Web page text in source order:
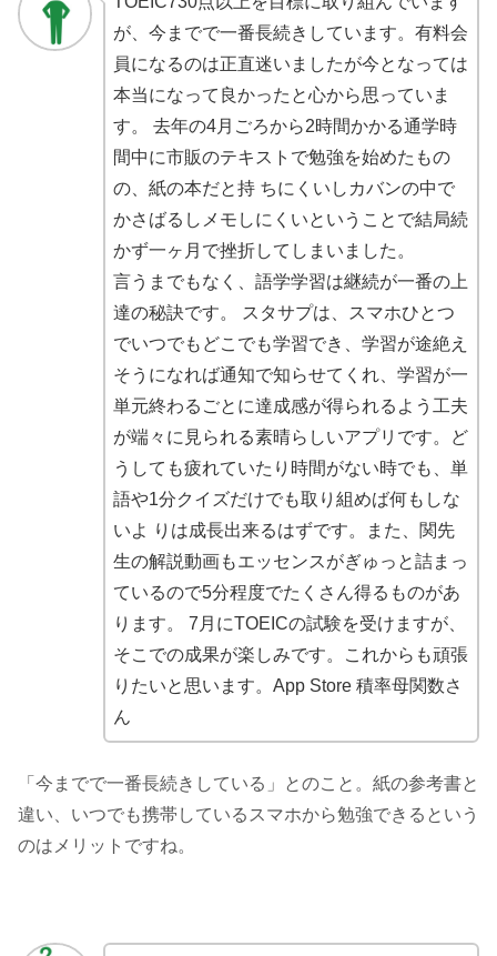
が、今までで一番長続きしています。有料会
員になるのは正直迷いましたが今となっては
本当になって良かったと心から思っていま
す。 去年の4月ごろから2時間かかる通学時
間中に市販のテキストで勉強を始めたもの
の、紙の本だと持 ちにくいしカバンの中で
かさばるしメモしにくいということで結局続
かず一ヶ月で挫折してしまいました。
言うまでもなく、語学学習は継続が一番の上
達の秘訣です。 スタサプは、スマホひとつ
でいつでもどこでも学習でき、学習が途絶え
そうになれば通知で知らせてくれ、学習が一
単元終わるごとに達成感が得られるよう工夫
が端々に見られる素晴らしいアプリです。ど
うしても疲れていたり時間がない時でも、単
語や1分クイズだけでも取り組めば何もしな
いよ りは成長出来るはずです。また、関先
生の解説動画もエッセンスがぎゅっと詰まっ
ているので5分程度でたくさん得るものがあ
ります。 7月にTOEICの試験を受けますが、
そこでの成果が楽しみです。これからも頑張
りたいと思います。App Store 積率母関数さ
ん
「今までで一番長続きしている」とのこと。紙の参考書と
違い、いつでも携帯しているスマホから勉強できるという
のはメリットですね。